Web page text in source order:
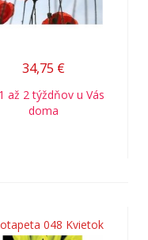
34,75 €
až 2 týždňov u Vás
doma
048 Kvietok